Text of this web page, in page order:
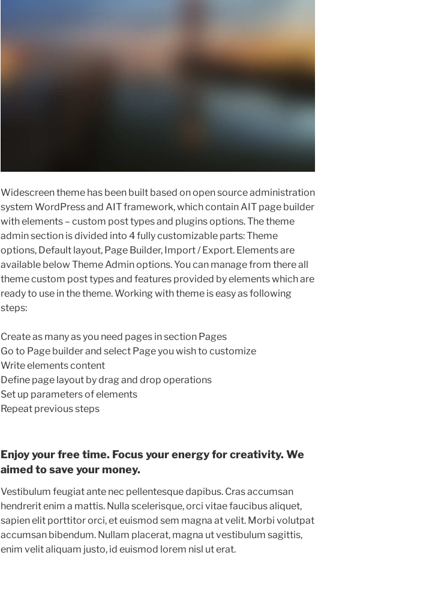
Widescreen theme has been built based on open source administration
system WordPress and AIT framework, which contain AIT page builder
with elements – custom post types and plugins options. The theme
admin section is divided into 4 fully customizable parts: Theme
options, Default layout, Page Builder, Import / Export. Elements are
available below Theme Admin options. You can manage from there all
theme custom post types and features provided by elements which are
ready to use in the theme. Working with theme is easy as following
steps:
Create as many as you need pages in section Pages
Go to Page builder and select Page you wish to customize
Write elements content
Define page layout by drag and drop operations
Set up parameters of elements
Repeat previous steps
Enjoy your free time. Focus your energy for creativity. We
aimed to save your money.
Vestibulum feugiat ante nec pellentesque dapibus. Cras accumsan
hendrerit enim a mattis. Nulla scelerisque, orci vitae faucibus aliquet,
sapien elit porttitor orci, et euismod sem magna at velit. Morbi volutpat
accumsan bibendum. Nullam placerat, magna ut vestibulum sagittis,
enim velit aliquam justo, id euismod lorem nisl ut erat.